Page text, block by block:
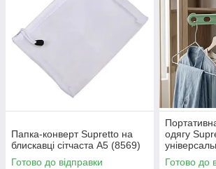
Папка-конверт Supretto на
блискавці сітчаста А5 (8569)
Готово до відправки
одягу
м'ятний
Готово до